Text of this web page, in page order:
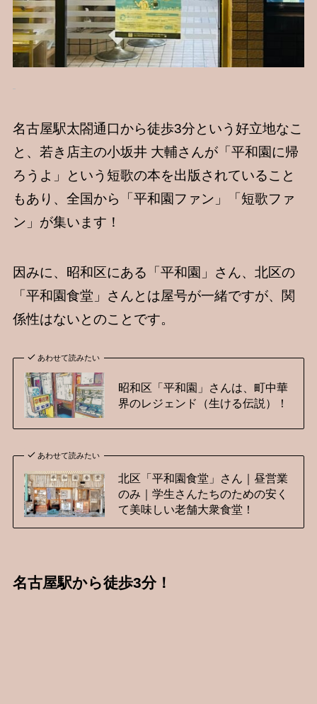
名古屋駅太閤通口から徒歩3分という好立地なこ
と、若き店主の小坂井 大輔さんが「平和園に帰
ろうよ」という短歌の本を出版されていること
もあり、全国から「平和園ファン」「短歌ファ
ン」が集います！
因みに、昭和区にある「平和園」さん、北区の
「平和園食堂」さんとは屋号が一緒ですが、関
係性はないとのことです。
あわせて読みたい
昭和区「平和園」さんは、町中華
界のレジェンド（生ける伝説）！
あわせて読みたい
北区「平和園食堂」さん｜昼営業
のみ｜学生さんたちのための安く
て美味しい老舗大衆食堂！
名古屋駅から徒歩3分！